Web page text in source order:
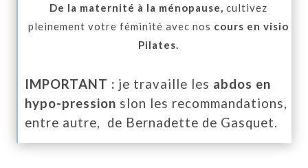
De la maternité à la ménopause, cultivez
pleinement votre féminité avec nos cours en visio
Pilates.
IMPORTANT : je travaille les abdos en
hypo-pression slon les recommandations,
entre autre, de Bernadette de Gasquet.